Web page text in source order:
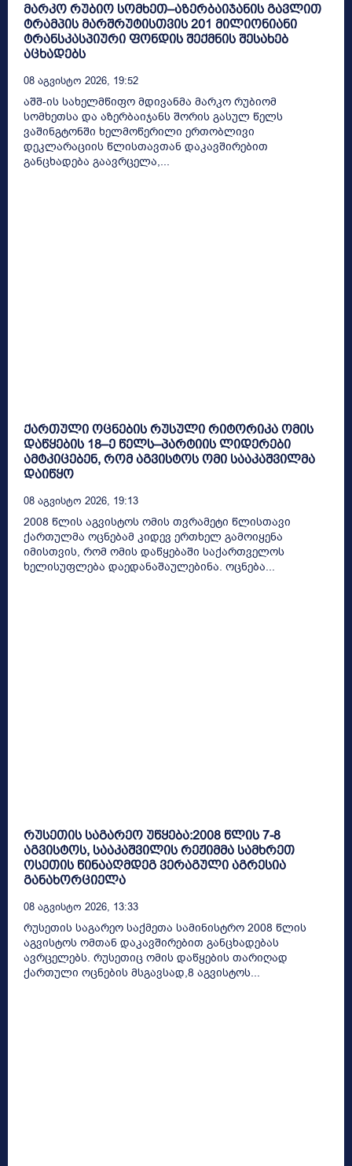
მარკო რუბიო სომხეთ–აზერბაიჯანის გავლით
ტრამპის მარშრუტისთვის 201 მილიონიანი
ტრანსკასპიური ფონდის შექმნის შესახებ
აცხადებს
08 Აგვისტო 2026, 19:52
აშშ-ის სახელმწიფო მდივანმა მარკო რუბიომ
სომხეთსა და აზერბაიჯანს შორის გასულ წელს
ვაშინგტონში ხელმოწერილი ერთობლივი
დეკლარაციის წლისთავთან დაკავშირებით
განცხადება გაავრცელა,...
ქართული ოცნების რუსული რიტორიკა ომის
დაწყების 18–ე წელს–პარტიის ლიდერები
ამტკიცებენ, რომ აგვისტოს ომი სააკაშვილმა
დაიწყო
08 Აგვისტო 2026, 19:13
2008 წლის აგვისტოს ომის თვრამეტი წლისთავი
ქართულმა ოცნებამ კიდევ ერთხელ გამოიყენა
იმისთვის, რომ ომის დაწყებაში საქართველოს
ხელისუფლება დაედანაშაულებინა. ოცნება...
რუსეთის საგარეო უწყება:2008 წლის 7-8
აგვისტოს, სააკაშვილის რეჟიმმა სამხრეთ
ოსეთის წინააღმდეგ ვერაგული აგრესია
განახორციელა
08 Აგვისტო 2026, 13:33
რუსეთის საგარეო საქმეთა სამინისტრო 2008 წლის
აგვისტოს ომთან დაკავშირებით განცხადებას
ავრცელებს. რუსეთიც ომის დაწყების თარიღად
ქართული ოცნების მსგავსად,8 აგვისტოს...